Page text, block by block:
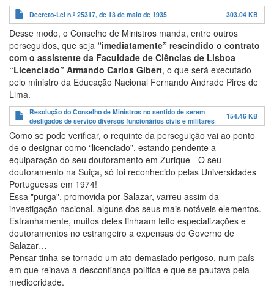
Decreto-Lei n.º 25317, de 13 de maio de 1935 303.04 KB
Desse modo, o Conselho de Ministros manda, entre outros
perseguidos, que seja “imediatamente” rescindido o contrato
com o assistente da Faculdade de Ciências de Lisboa
“Licenciado” Armando Carlos Gibert, o que será executado
pelo ministro da Educação Nacional Fernando Andrade Pires de
Lima.
Resolução do Conselho de Ministros no sentido de serem
desligados de serviço diversos funcionários civis e militares
154.46 KB
Como se pode verificar, o requinte da perseguição vai ao ponto
de o designar como “licenciado”, estando pendente a
equiparação do seu doutoramento em Zurique - O seu
doutoramento na Suiça, só foi reconhecido pelas Universidades
Portuguesas em 1974!
Essa "purga", promovida por Salazar, varreu assim da
investigação nacional, alguns dos seus mais notáveis elementos.
Estranhamente, muitos deles tinhaam feito especializações e
doutoramentos no estrangeiro a expensas do Governo de
Salazar…
Pensar tinha-se tornado um ato demasiado perigoso, num país
em que reinava a desconfiança política e que se pautava pela
mediocridade.